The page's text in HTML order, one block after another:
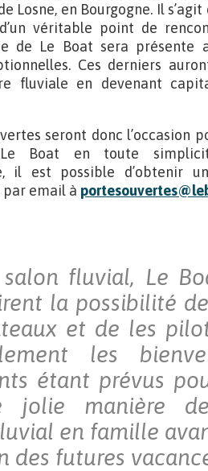
Losne, en Bourgogne. Il
véritable point de
de Le Boat sera
Ces derniers
fluviale en devenant
seront donc l’occasion
Boat en toute
il est possible d’obtenir
par email à
fluvial, Le
la possibilité
et de les
les
étant prévus
jolie manière
en famille
des futures